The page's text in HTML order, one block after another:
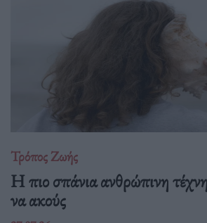
Τρόπος Ζωής
Η πιο σπάνια ανθρώπινη
να ακούς